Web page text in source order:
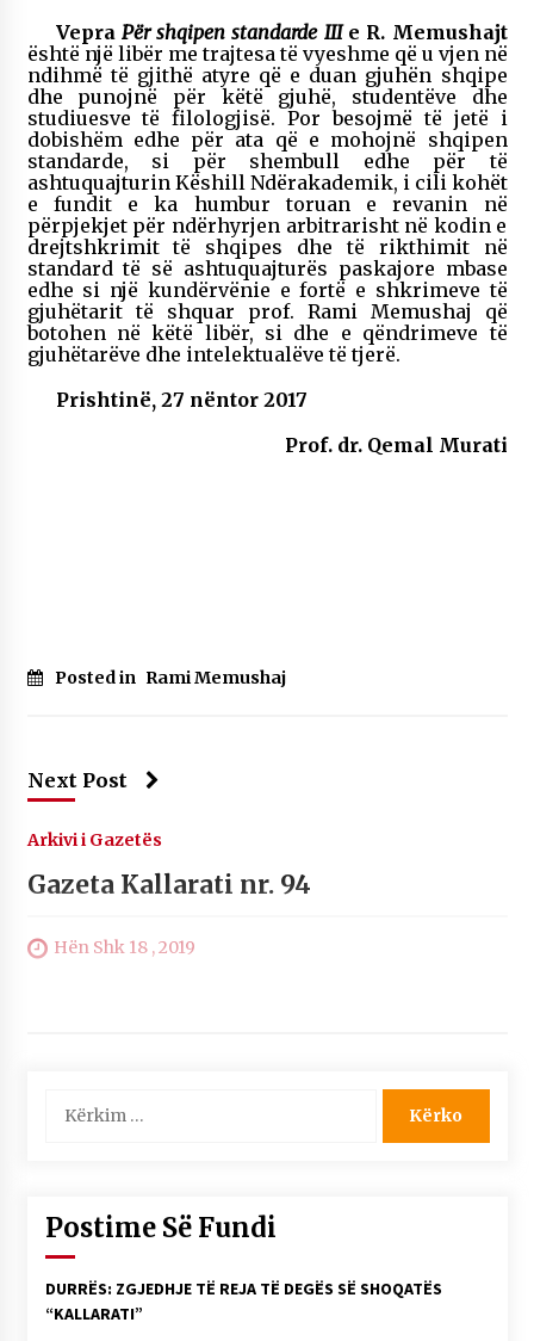
Vepra Për shqipen standarde III e R. Memushajt
është një libër me trajtesa të vyeshme që u vjen në
ndihmë të gjithë atyre që e duan gjuhën shqipe
dhe punojnë për këtë gjuhë, studentëve dhe
studiuesve të filologjisë. Por besojmë të jetë i
dobishëm edhe për ata që e mohojnë shqipen
standarde, si për shembull edhe për të
ashtuquajturin Këshill Ndërakademik, i cili kohët
e fundit e ka humbur toruan e revanin në
përpjekjet për ndërhyrjen arbitrarisht në kodin e
drejtshkrimit të shqipes dhe të rikthimit në
standard të së ashtuquajturës paskajore mbase
edhe si një kundërvënie e fortë e shkrimeve të
gjuhëtarit të shquar prof. Rami Memushaj që
botohen në këtë libër, si dhe e qëndrimeve të
gjuhëtarëve dhe intelektualëve të tjerë.
Prishtinë, 27 nëntor 2017
Prof. dr. Qemal Murati
Posted in Rami Memushaj
Next Post
Arkivi i Gazetës
Gazeta Kallarati nr. 94
Hën Shk 18 , 2019
për:
Postime Së Fundi
DURRËS: ZGJEDHJE TË REJA TË DEGËS SË SHOQATËS
“KALLARATI”